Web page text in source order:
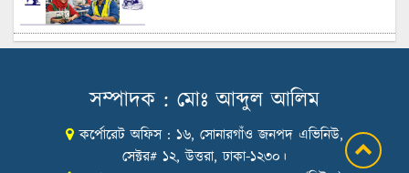
শুল্কের দেয়াল ভাঙার সুযোগ: মার্কিন বাজারে
Honoring Excellence: Texstream
Fashion Ltd. Rewards Best Workers–
সম্পাদক : মোঃ আব্দুল আলিম
কর্পোরেট অফিস : ১৬, সোনারগাঁও জনপদ এভিনিউ,
সেক্টর# ১২, উত্তরা, ঢাকা-১২৩০।